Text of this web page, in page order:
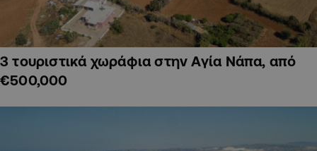
3 τουριστικά χωράφια στην Αγία Νάπα, από
€500,000